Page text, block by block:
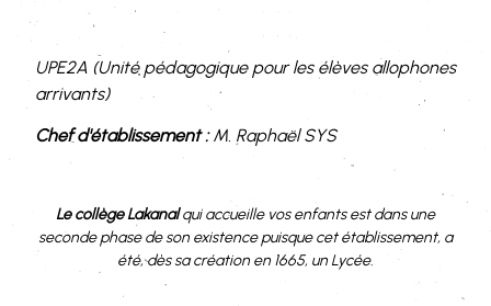
UPE2A (Unité pédagogique pour les élèves allophones
arrivants)
Chef d'établissement :M. Raphaël SYS
Le collège Lakanalqui accueille vos enfants est dans une
seconde phase de son existence puisque cet établissement, a
été, dès sa création en 1665, un Lycée.